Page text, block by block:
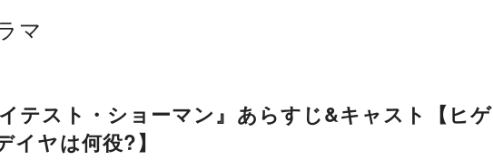
マ
テスト・ショーマン』あらすじ&キャスト【ヒゲ
ヤは何役?】